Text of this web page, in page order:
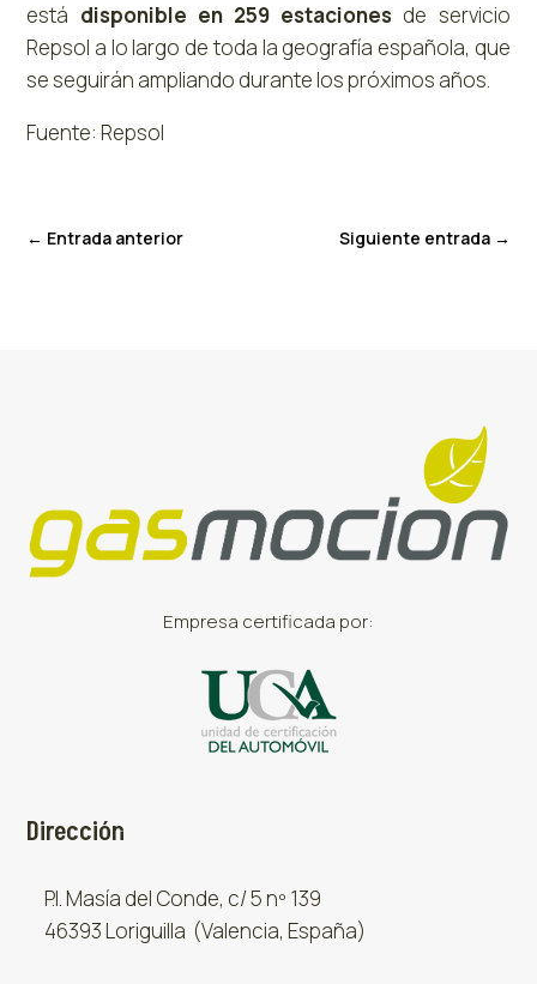
está disponible en 259 estaciones de servicio
Repsol a lo largo de toda la geografía española, que
se seguirán ampliando durante los próximos años.
Fuente: Repsol
← Entrada anterior Siguiente entrada→
Empresa certificada por:
Dirección
P.I. Masía del Conde, c/ 5 nº 139
46393 Loriguilla (Valencia, España)